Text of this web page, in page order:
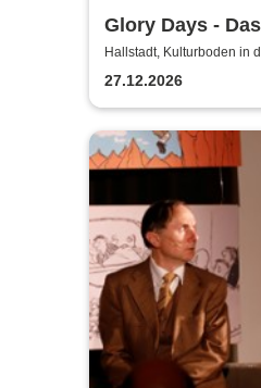
Glory Days -
von Prag
Hallstadt, Kulturboden in
27.12.2026